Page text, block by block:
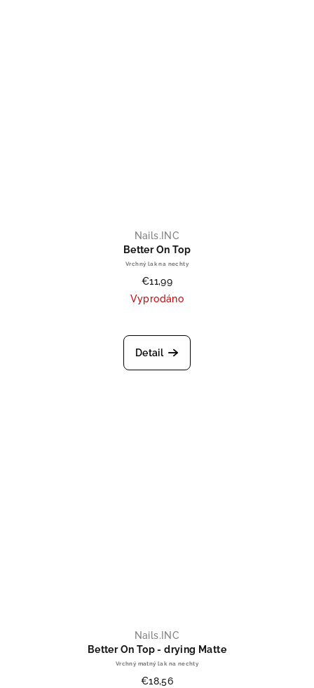
Nails.INC
Better On Top
Vrchný lak na nechty
€11,99
Vyprodáno
Detail
Nails.INC
Better On Top - drying Matte
Vrchný matný lak na nechty
€18,56